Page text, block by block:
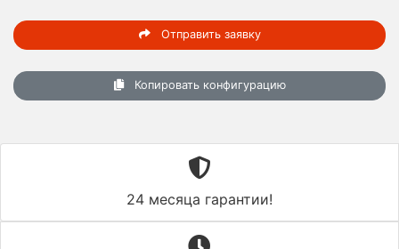
Отправить заявку
Копировать конфигурацию
24 месяца гарантии!